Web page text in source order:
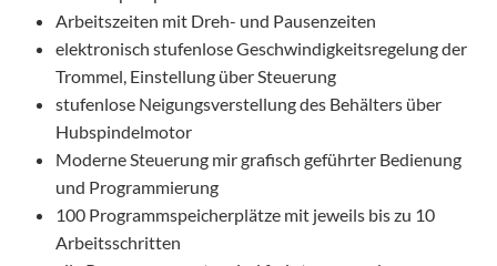
Arbeitszeiten mit Dreh- und Pausenzeiten
elektronisch stufenlose Geschwindigkeitsregelung der
Trommel, Einstellung über Steuerung
stufenlose Neigungsverstellung des Behälters über
Hubspindelmotor
Moderne Steuerung mir grafisch geführter Bedienung
und Programmierung
100 Programmspeicherplätze mit jeweils bis zu 10
Arbeitsschritten